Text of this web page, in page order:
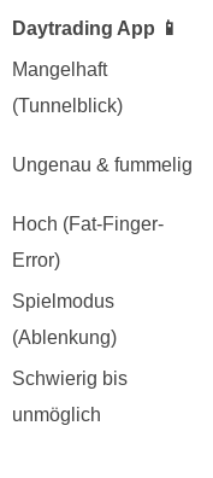
Daytrading App 📱
Mangelhaft
(Tunnelblick)
Ungenau & fummelig
Hoch (Fat-Finger-
Error)
Spielmodus
(Ablenkung)
Schwierig bis
unmöglich